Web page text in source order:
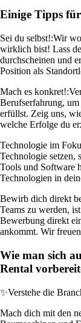
Einige Tipps
Sei du selbst!:Wir
wirklich bist! Lass
durchscheinen und
Position als
Mach es konkret!:
Berufserfahrung,
erfüllst. Zeig uns,
welche Erfolge du
Technologie im
Technologie setzen,
Tools und Software
Technologien in
Bewirb dich direkt
Teams zu werden,
Bewerbung direkt
ankommt. Wir
Wie man sich
Rental
✨Verstehe die
Mach dich mit den